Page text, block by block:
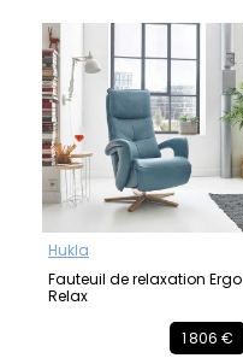
Hukla
Fauteuil de relaxation Ergo
Relax
1 806 €